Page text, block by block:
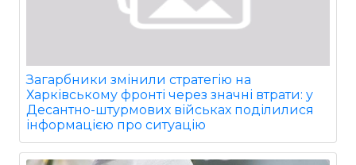
Загарбники змінили стратегію на
Харківському фронті через значні втрати: у
Десантно-штурмових військах поділилися
інформацією про ситуацію